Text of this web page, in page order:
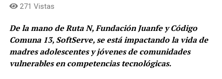
271 Vistas
De la mano de Ruta N, Fundación Juanfe y Código
Comuna 13, SoftServe, se está impactando la vida de
madres adolescentes y jóvenes de comunidades
vulnerables en competencias tecnológicas.